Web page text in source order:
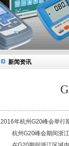
新闻资讯
2016年杭州G20峰会举行
杭州G20峰会期间浙江